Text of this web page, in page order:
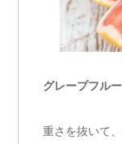
グレープフルー
重さを抜いて